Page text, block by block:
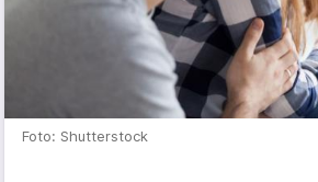
Foto: Shutterstock